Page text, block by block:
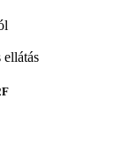
ellátás